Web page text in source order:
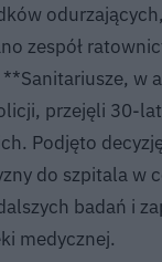
zespół
w
przejęli 30-
Podjęto
do szpitala w
badań i
medycznej.